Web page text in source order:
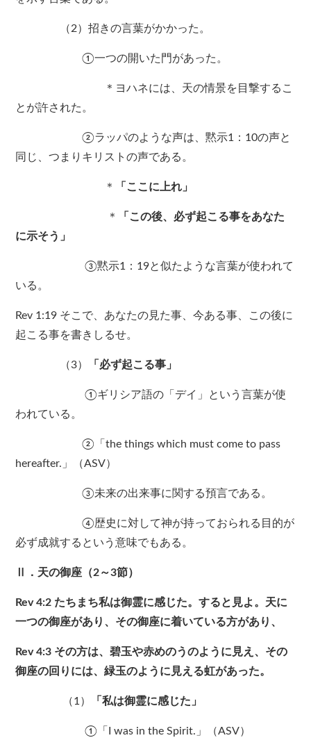
（2）招きの言葉がかかった。
①一つの開いた門があった。
＊ヨハネには、天の情景を目撃するこ
とが許された。
②ラッパのような声は、黙示1：10の声と
同じ、つまりキリストの声である。
＊ 「ここに上れ」
＊
「この後、必ず起こる事をあなた
に示そう」
③黙示1：19と似たような言葉が使われて
いる。
Rev 1:19 そこで、あなたの見た事、今ある事、この後に
起こる事を書きしるせ。
（3） 「必ず起こる事」
①ギリシア語の「デイ」という言葉が使
われている。
②「the things which must come to pass
hereafter.」（ASV）
③未来の出来事に関する預言である。
④歴史に対して神が持っておられる目的が
必ず成就するという意味でもある。
Ⅱ．天の御座（2～3節）
Rev 4:2 たちまち私は御霊に感じた。すると見よ。天に
一つの御座があり、その御座に着いている方があり、
Rev 4:3 その方は、碧玉や赤めのうのように見え、その
御座の回りには、緑玉のように見える虹があった。
（1） 「私は御霊に感じた」
①「I was in the Spirit.」（ASV）